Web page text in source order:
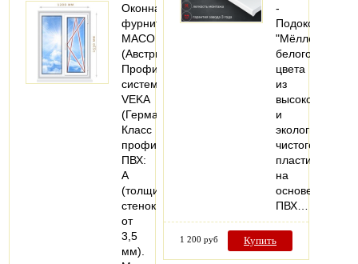
Оконная
фурнитура
MACO
(Австрия).
Профильная
система:
VEKA
(Германия).
Класс
профиля
ПВХ:
А
(толщина
стенок
от
3,5
мм).
-
Подоконники
"Мёллер"
белого
цвета
из
и
экологически
чистого
пластика
на
основе
ПВХ…
1 200 руб Купить